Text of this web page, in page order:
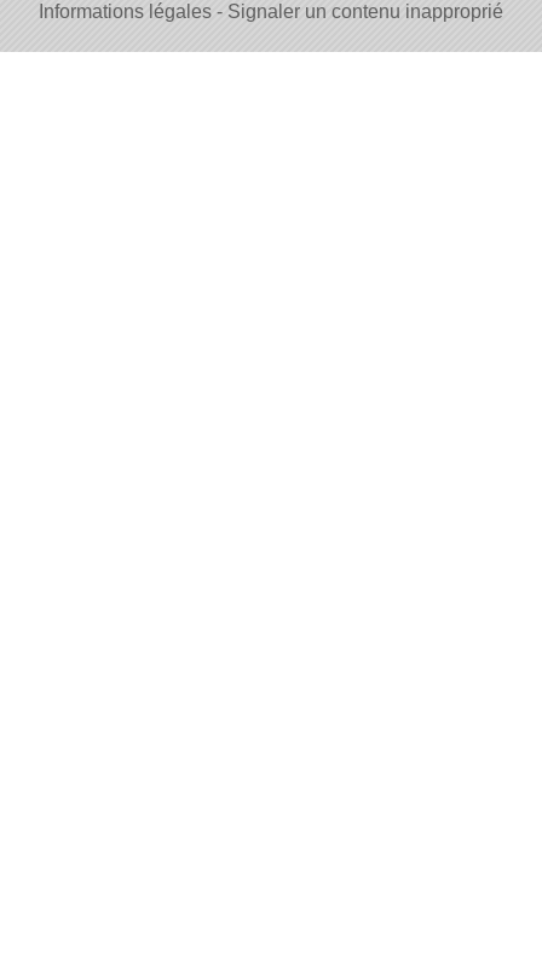
Informations légales
Signaler un contenu inapproprié